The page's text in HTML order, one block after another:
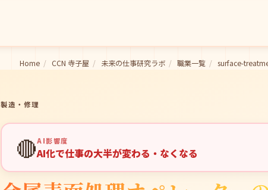
Home / CCN 寺子屋 / 未来の仕事研究ラボ / 職業一覧 / surface-
製造・修理
🔴AI影響度
AI化で仕事の大半が変わる・なくなる